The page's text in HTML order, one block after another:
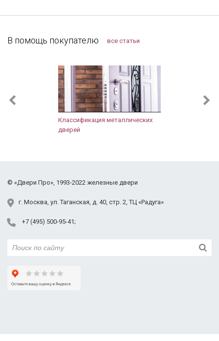
по факту. У Дверей Про цена на сайте и после
Мы с мужем выбрали модель с терморазрывом.
Тамбура у нас нет, переживала, что дверь будет
«потеть» из-за температурных перепадов. Но
ничего не промерзает и конденсат не
скапливается, как и заявляет производитель.
Толстая, крепкая дверь получилась, с тремя
контурами резины, сквозняков нет. Замки мы
сделали, дефектов не оставили,
показали, как перекодировать замок, если
В помощь покупателю все статьи
Классификация металлических
дверей
г. Москва, ул. Таганская, д. 40, стр. 2, ТЦ «Радуга»
+7 (495) 500-95-41
© «Двери Про», 1993-2022 железные двери